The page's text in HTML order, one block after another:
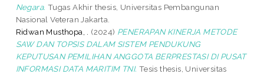
Negara. Tugas Akhir thesis, Universitas Pembangunan
Nasional Veteran Jakarta.
Ridwan Musthopa, .
(2024) PENERAPAN KINERJA METODE
SAW DAN TOPSIS DALAM SISTEM PENDUKUNG
KEPUTUSAN PEMILIHAN ANGGOTA BERPRESTASI DI PUSAT
INFORMASI DATA MARITIM TNI. Tesis thesis, Universitas